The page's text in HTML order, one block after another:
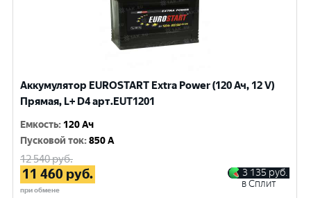
Аккумулятор EUROSTART Extra Power (120 Ач, 12 V)
Прямая, L+ D4 арт.EUT1201
Емкость: 120 Ач
Пусковой ток:850 A
12 540руб.
11 460 руб.
при обмене
3 135 руб.
в Сплит